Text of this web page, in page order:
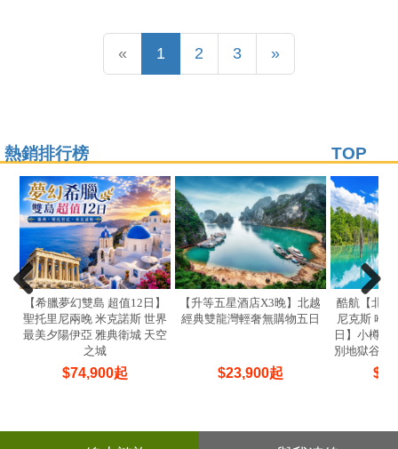
« Previous
1 (current)
2 3 »Next
熱銷排行榜 TOP
【希臘夢幻雙島 超值12日】
聖托里尼兩晚 米克諾斯 世界
最美夕陽伊亞 雅典衛城 天空
之城
$74,900起
【升等五星酒店X3晚】北越
經典雙龍灣輕奢無購物五日
$23,900起
酷航【北海
尼克斯 哈
日】小樽運
別地獄谷
$